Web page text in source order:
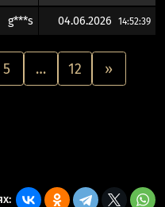
g***s 04.06.2026 14:52:39
5 … 12 »